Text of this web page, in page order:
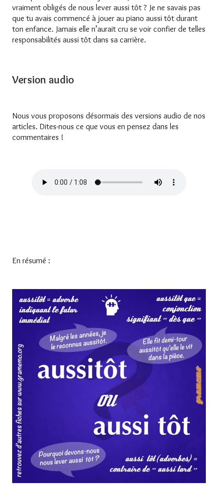
vraiment obligés de nous lever aussi tôt ? Je ne savais pas
que tu avais commencé à jouer au piano aussi tôt durant
ton enfance. Jamais elle n’aurait cru se voir confier de telles
responsabilités aussi tôt dans sa carrière.
Version audio
Nous vous proposons désormais des versions audio de nos
articles. Dites-nous ce que vous en pensez dans les
commentaires !
En résumé :